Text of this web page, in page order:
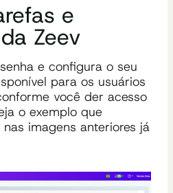
e
Zeev
e configura o seu
para os usuários
você der acesso
o exemplo que
imagens anteriores já